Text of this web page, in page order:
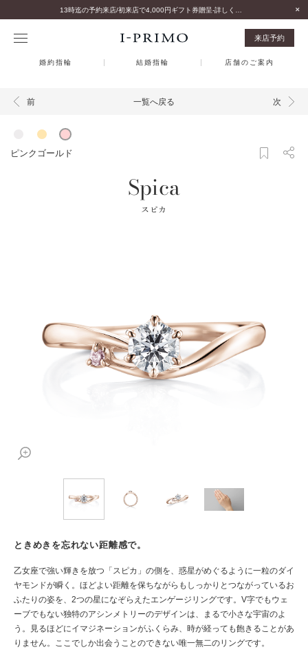
来店予約
婚約指輪 結婚指輪 店舗のご案内
前 一覧へ戻る 次
ピンクゴールド
Spica
スピカ
ときめきを忘れない距離感で。
乙女座で強い輝きを放つ「スピカ」の側を、惑星がめぐるように一粒のダイ
ヤモンドが瞬く。ほどよい距離を保ちながらもしっかりとつながっているお
ふたりの姿を、2つの星になぞらえたエンゲージリングです。V字でもウェ
ーブでもない独特のアシンメトリーのデザインは、まるで小さな宇宙のよ
う。見るほどにイマジネーションがふくらみ、時が経っても飽きることがあ
りません。ここでしか出会うことのできない唯一無二のリングです。